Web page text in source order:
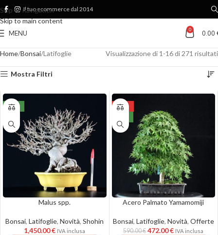
Skip to navigation
Skip to main content
Il tuo ecommerce dal 2014
MENU 0 0.00
Home Bonsai Latifoglie Visualizzazione di 1-16 di 271 risultati
Mostra Filtri
NEW
Malus spp.
Bonsai,Latifoglie,Novità,Shohin
1,450.00€ IVA inclusa
-20%
Acero Palmato Yamamomiji
Bonsai, Latifoglie, Novità, Offerte
590.00€ 472.00€ IVA inclusa